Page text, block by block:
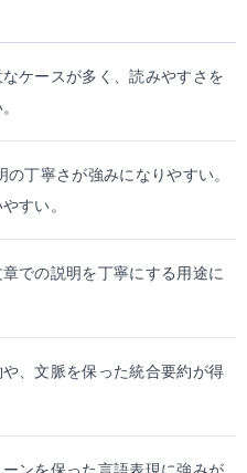
ケースが多く、読みやすさを
丁寧さが強みになりやすい。
すい。
での説明を丁寧にする用途に
、文脈を保った統合要約が得
ンを保った言語表現に強みが